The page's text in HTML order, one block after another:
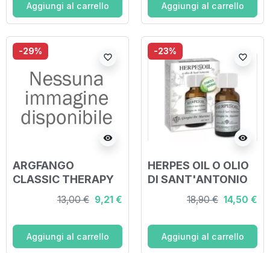
Aggiungi al carrello Aggiungi al carrello
-29%
visibility
favorite_border
ARGFANGO
CLASSIC THERAPY
ARGILLA VERDE
PRONTA PER L'USO
CAPELLI 150 ML
13,00 € 9,21 €
Aggiungi al carrello
-23%
visibility
favorite_border
HERPES OIL O OLIO
DI SANT'ANTONIO
18,90 € 14,50 €
Aggiungi al carrello